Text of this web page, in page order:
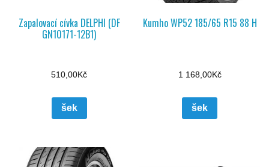
Zapalovací cívka DELPHI (DF
GN10171-12B1)
510,00Kč
šek
Kumho WP52 185/65 R15 88 H
1 168,00Kč
šek